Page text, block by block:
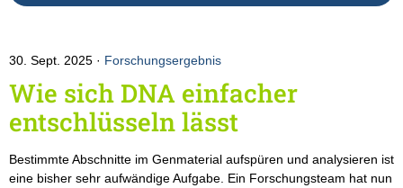
30. Sept. 2025 Forschungsergebnis
Wie sich DNA einfacher
entschlüsseln lässt
Bestimmte Abschnitte im Genmaterial aufspüren und analysieren ist
eine bisher sehr aufwändige Aufgabe. Ein Forschungsteam hat nun